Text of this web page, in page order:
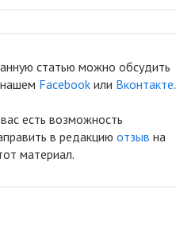
статью можно обсудить
Facebook или Вконтакте.
есть возможность
в редакцию отзыв на
материал.